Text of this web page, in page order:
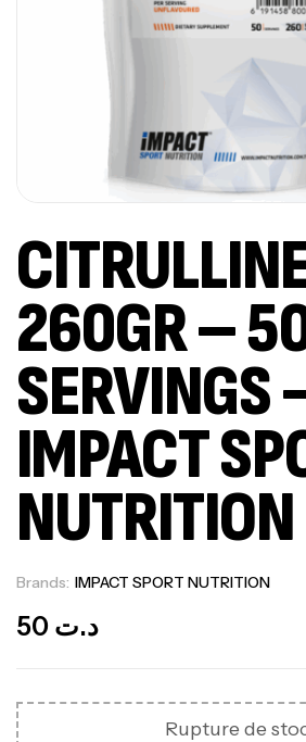
260GR –
SERVINGS
IMPACT
NUTRITION
Brands: IMPACT SPORT NUTRITION
د.ت
Rupture de